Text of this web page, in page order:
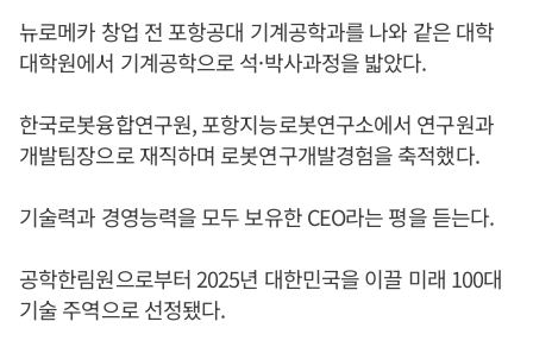
뉴로메카 창업 전 포항공대 기계공학과를 나와 같은 대학
대학원에서 기계공학으로 석·박사과정을 밟았다.
한국로봇융합연구원, 포항지능로봇연구소에서 연구원과
개발팀장으로 재직하며 로봇연구개발경험을 축적했다.
기술력과 경영능력을 모두 보유한 CEO라는 평을 듣는다.
공학한림원으로부터 2025년 대한민국을 이끌 미래 100대
기술 주역으로 선정됐다.